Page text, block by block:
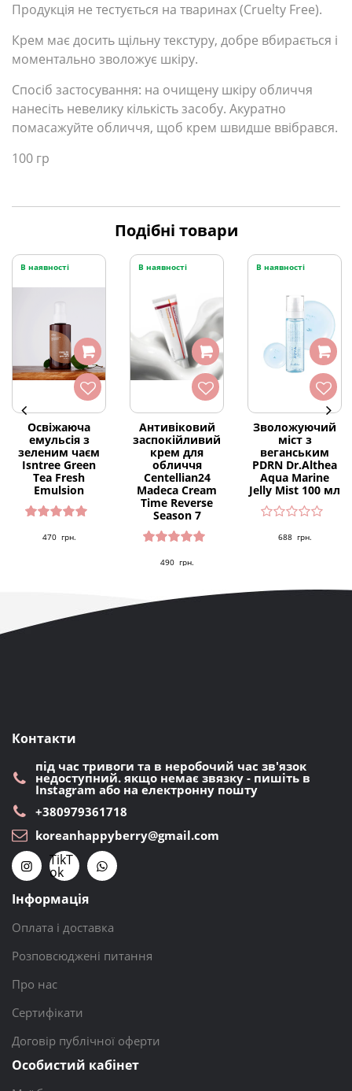
Продукція не тестується на тваринах (Cruelty Free).
Крем має досить щільну текстуру, добре вбирається і
моментально зволожує шкіру.
Спосіб застосування: на очищену шкіру обличчя
нанесіть невелику кількість засобу. Акуратно
помасажуйте обличчя, щоб крем швидше ввібрався.
100 гр
Подібні товари
В наявності
Освіжаюча
емульсія з
зеленим чаєм
Isntree Green
Tea Fresh
Emulsion
5.00з 5
470 грн.
В наявності
Антивіковий
заспокійливий
крем для
обличчя
Centellian24
Madeca Cream
Time Reverse
Season 7
5.00з 5
490 грн.
В наявності
Зволожуючий
міст з
веганським
PDRN Dr.Althea
Aqua Marine
Jelly Mist 100 мл
688 грн.
Контакти
під час тривоги та в неробочий час зв'язок
недоступний. якщо немає звязку - пишіть в
Instagram або на електронну пошту
+380979361718
koreanhappyberry@gmail.com
TikT
ok
Інформація
Оплата і доставка
Розповсюджені питання
Про нас
Сертифікати
Договір публічної оферти
Особистий кабінет